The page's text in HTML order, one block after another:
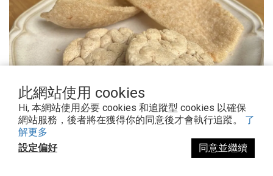
此網站使用 cookies
Hi, 本網站使用必要 cookies 和追蹤型 cookies 以確保
網站服務，後者將在獲得你的同意後才會執行追蹤。 了
解更多
設定偏好
同意並繼續